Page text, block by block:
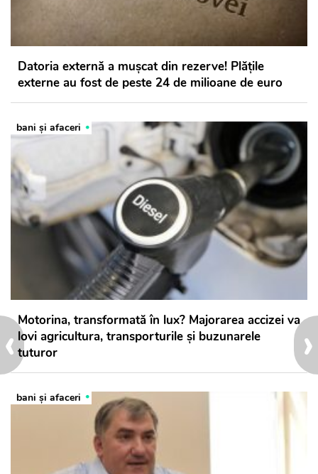
›
‹
Datoria externă a mușcat din rezerve! Plățile
externe au fost de peste 24 de milioane de euro
bani și afaceri
Motorina, transformată în lux? Majorarea accizei va
lovi agricultura, transporturile și buzunarele
tuturor
bani și afaceri